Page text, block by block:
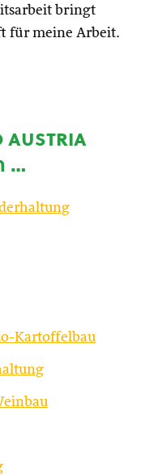
bringt
für meine Arbeit.
austria
…
Kartoffelbau